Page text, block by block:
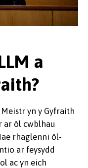
a
yn y Gyfraith
ar ôl cwblhau
rhaglenni ôl-
ar feysydd
ac yn eich